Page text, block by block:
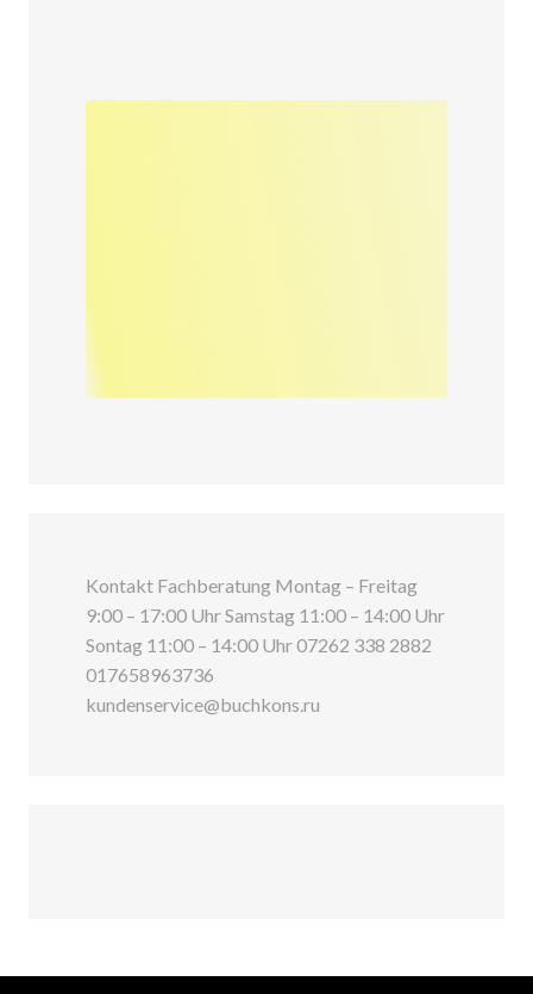
Kontakt Fachberatung Montag – Freitag
9:00 – 17:00 Uhr Samstag 11:00 – 14:00 Uhr
Sontag 11:00 – 14:00 Uhr 07262 338 2882
017658963736
kundenservice@buchkons.ru